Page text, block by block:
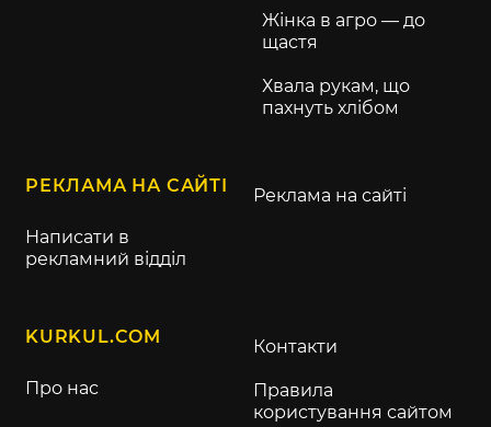
Жінка в агро — до
щастя
Хвала рукам, що
пахнуть хлібом
РЕКЛАМА НА САЙТІ
Написати в
рекламний відділ
Реклама на сайті
KURKUL.COM
Про нас
Контакти
Правила
користування сайтом